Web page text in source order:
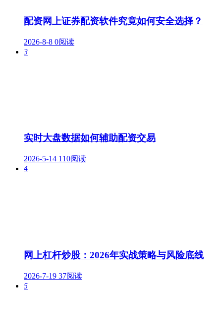
配资网上证券配资软件究竟如何安全选择？
2026-8-8 0阅读
3
实时大盘数据如何辅助配资交易
2026-5-14 110阅读
4
网上杠杆炒股：2026年实战策略与风险底线
2026-7-19 37阅读
5